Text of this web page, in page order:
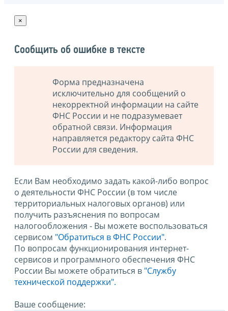
×
Сообщить об ошибке в тексте
Форма предназначена
исключительно для сообщений о
некорректной информации на сайте
ФНС России и не подразумевает
обратной связи. Информация
направляется редактору сайта ФНС
России для сведения.
Если Вам необходимо задать какой-либо вопрос
о деятельности ФНС России (в том числе
территориальных налоговых органов) или
получить разъяснения по вопросам
налогообложения - Вы можете воспользоваться
сервисом "Обратиться в ФНС России".
По вопросам функционирования интернет-
сервисов и программного обеспечения ФНС
России Вы можете обратиться в "Службу
технической поддержки".
Ваше сообщение: